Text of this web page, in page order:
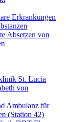
Erkrankungen
Absetzen von
St. Lucia
von
Ambulanz für
(Station 42)